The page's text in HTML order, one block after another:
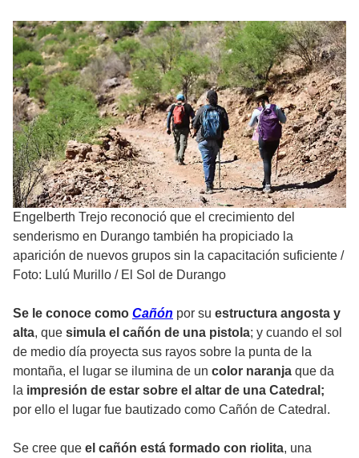
Engelberth Trejo reconoció que el crecimiento del
senderismo en Durango también ha propiciado la
aparición de nuevos grupos sin la capacitación suficiente /
Foto: Lulú Murillo / El Sol de Durango
Se le conoce como Cañón por su estructura angosta y
alta, que simula el cañón de una pistola; y cuando el sol
de medio día proyecta sus rayos sobre la punta de la
montaña, el lugar se ilumina de un color naranja que da
la impresión de estar sobre el altar de una Catedral;
por ello el lugar fue bautizado como Cañón de Catedral.
Se cree que el cañón está formado con riolita, una